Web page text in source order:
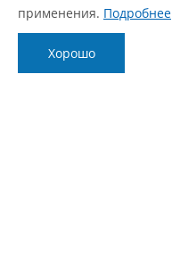
О компании
Фирменный стиль
применения. Подробнее
Хорошо